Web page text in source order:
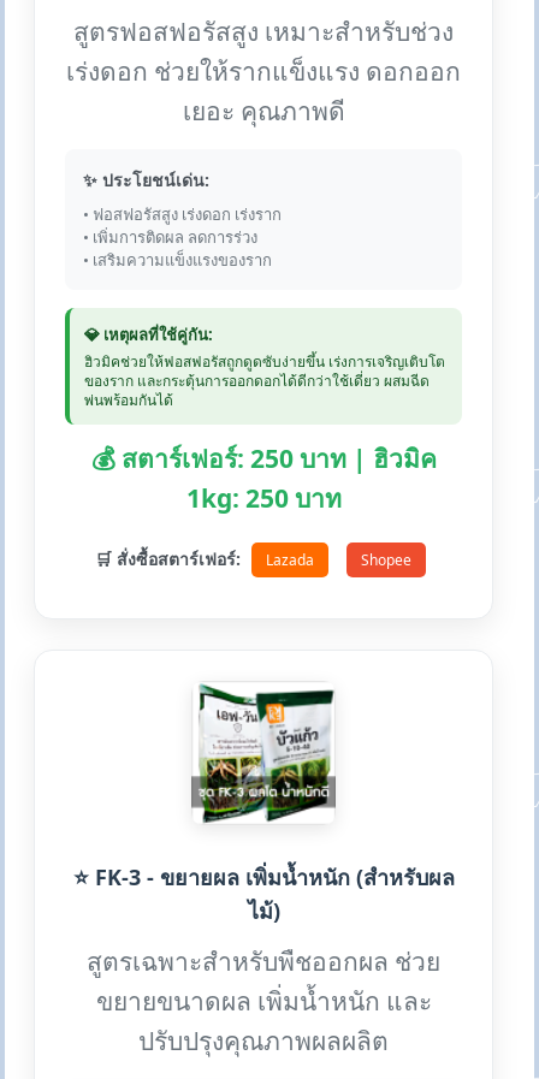
สูตรฟอสฟอรัสสูง เหมาะสำหรับช่วง
เร่งดอก ช่วยให้รากแข็งแรง ดอกออก
เยอะ คุณภาพดี
✨ ประโยชน์เด่น:
• ฟอสฟอรัสสูง เร่งดอก เร่งราก
• เพิ่มการติดผล ลดการร่วง
• เสริมความแข็งแรงของราก
💎 เหตุผลที่ใช้คู่กัน:
ฮิวมิคช่วยให้ฟอสฟอรัสถูกดูดซับง่ายขึ้น เร่งการเจริญเติบโต
ของราก และกระตุ้นการออกดอกได้ดีกว่าใช้เดี่ยว ผสมฉีด
พ่นพร้อมกันได้
💰 สตาร์เฟอร์: 250 บาท | ฮิวมิค
1kg: 250 บาท
🛒 สั่งซื้อสตาร์เฟอร์: Lazada Shopee
⭐ FK-3 - ขยายผล เพิ่มน้ำหนัก (สำหรับผล
ไม้)
สูตรเฉพาะสำหรับพืชออกผล ช่วย
ขยายขนาดผล เพิ่มน้ำหนัก และ
ปรับปรุงคุณภาพผลผลิต